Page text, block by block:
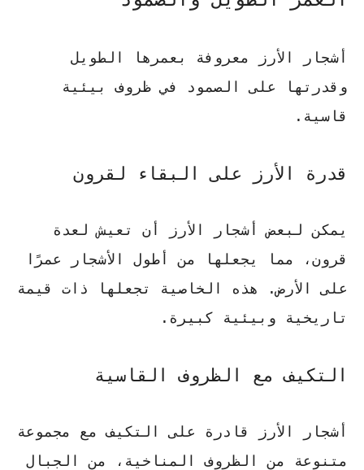
أشجار الأرز معروفة بعمرها الطويل
وقدرتها على الصمود في ظروف بيئية
قاسية.
قدرة الأرز على البقاء لقرون
يمكن لبعض أشجار الأرز أن تعيش لعدة
قرون، مما يجعلها من أطول الأشجار عمرًا
على الأرض. هذه الخاصية تجعلها ذات قيمة
تاريخية وبيئية كبيرة.
التكيف مع الظروف القاسية
أشجار الأرز قادرة على التكيف مع مجموعة
متنوعة من الظروف المناخية، من الجبال